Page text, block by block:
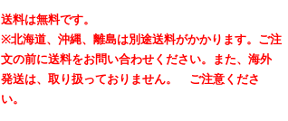
送料は無料です。
※北海道、沖縄、離島は別途送料がかかります。 ご注
文の前に送料をお問い合わせください。
また、海外
発送は、取り扱っておりません。 ご注意くださ
い。